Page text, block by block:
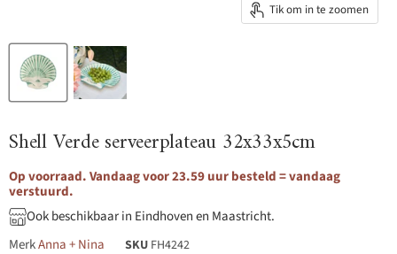
Tik om in te zoomen
Shell Verde serveerplateau 32x33x5cm
Op voorraad. Vandaag voor 23.59 uur besteld = vandaag
verstuurd.
Ook beschikbaar in Eindhoven en Maastricht.
MerkAnna + Nina SKU FH4242